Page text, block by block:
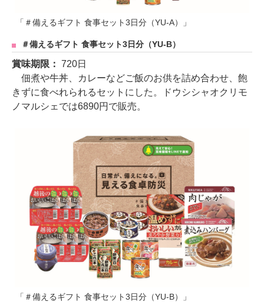
「＃備えるギフト 食事セット3日分（YU-A）」
＃備えるギフト 食事セット3日分（YU-B）
賞味期限： 720日
佃煮や牛丼、カレーなどご飯のお供を詰め合わせ、飽
きずに食べれられるセットにした。ドウシシャオクリモ
ノマルシェでは6890円で販売。
「＃備えるギフト 食事セット3日分（YU-B）」